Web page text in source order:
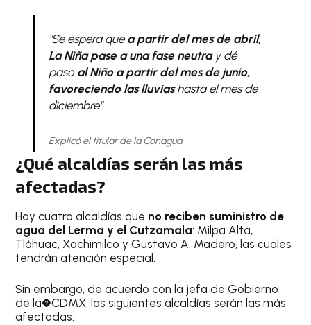
"Se espera quea partir del mes de abril,
La Niña pase a una fase neutray dé
paso al Niño a partir del mes de junio,
favoreciendo las lluviashasta el mes de
diciembre".
Explicó el titular de la Conagua.
¿Qué alcaldías serán las más
afectadas?
Hay cuatro alcaldías que no reciben suministro de
agua del Lerma y el Cutzamala: Milpa Alta,
Tláhuac, Xochimilco y Gustavo A. Madero, las cuales
tendrán atención especial.
Sin embargo, de acuerdo con la jefa de Gobierno
de la�CDMX, las siguientes alcaldías serán las más
afectadas: